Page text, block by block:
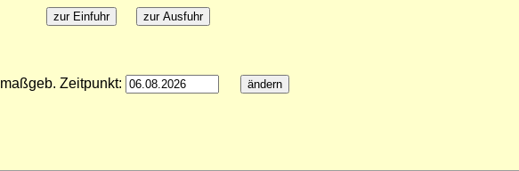
maßgeb. Zeitpunkt: